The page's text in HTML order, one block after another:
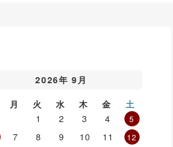
2026年 9月
月 火 水 木 金 土
1 2 3 4
5
7 8 9 10 11
12